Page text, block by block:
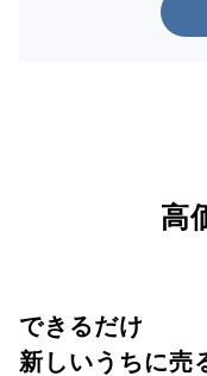
高
できるだけ
新しいうちに売